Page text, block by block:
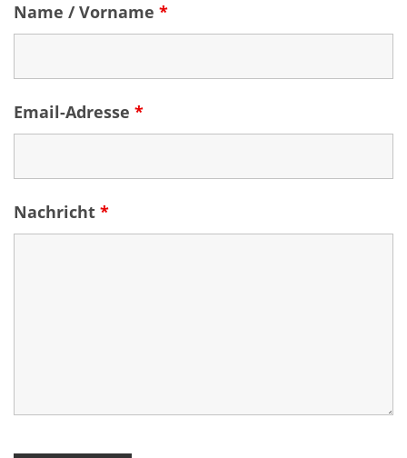
Name / Vorname *
Email-Adresse *
Nachricht *